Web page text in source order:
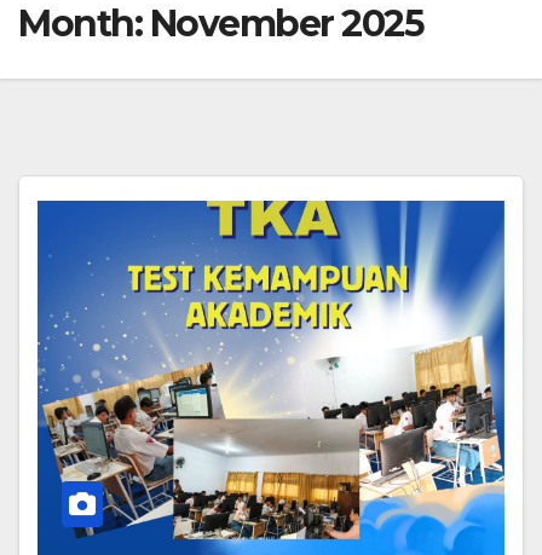
Month: November 2025